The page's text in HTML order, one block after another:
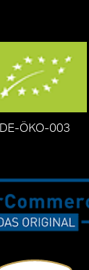
DE-ÖKO-003